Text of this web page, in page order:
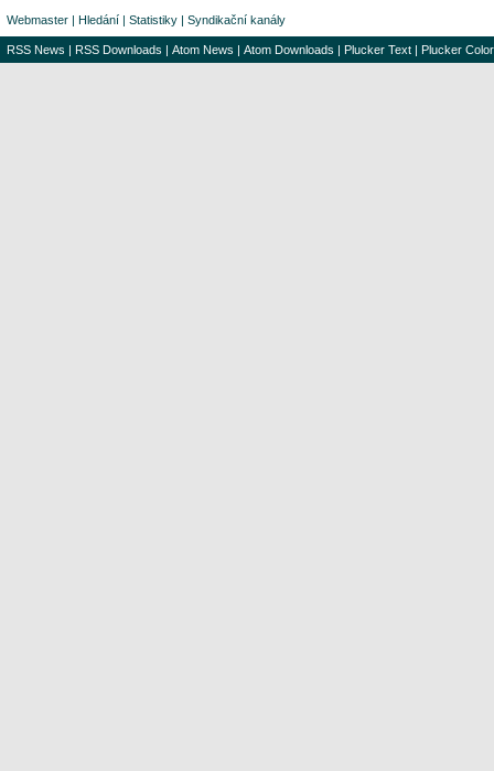
Webmaster | Hledání | Statistiky | Syndikační kanály
RSS News | RSS Downloads | Atom News | Atom Downloads | Plucker Text | Plucker Color